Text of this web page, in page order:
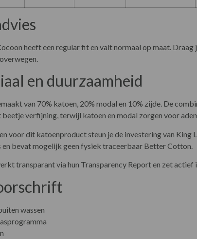
heeft een regular fit en valt normaal op maat.
en duurzaamheid
van 70% katoen, 20% modal en 10% zijde. De
verfijning, terwijl katoen en modal zorgen voor
voor dit katoenproduct steun je de investering van
en bevat mogelijk geen fysiek traceerbaar Better Cotton.
transparant via hun Transparency Report en zet
wassen